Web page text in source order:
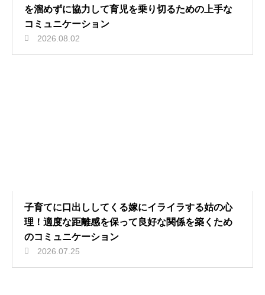
を溜めずに協力して育児を乗り切るための上手な
コミュニケーション
2026.08.02
子育てに口出ししてくる嫁にイライラする姑の心
理！適度な距離感を保って良好な関係を築くため
のコミュニケーション
2026.07.25